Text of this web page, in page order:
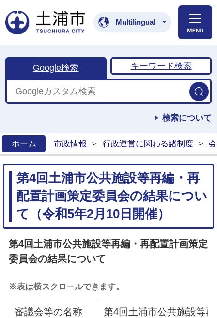
土浦市公式ホームペ
Multilingual
Google検索 キーワード検索
検索について
ホーム
市政情報 > 行政運営に関わる諸制度 >
第4回土浦市公共施設等再編・再
配置計画策定委員会の結果につい
て（令和5年2月10日開催）
第4回土浦市公共施設等再編・再配置計画策定
委員会の結果について
※表は横スクロールできます。
審議会等の名称 第4回土浦市公共施設等